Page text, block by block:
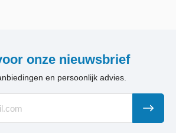
onze nieuwsbrief
en persoonlijk advies.